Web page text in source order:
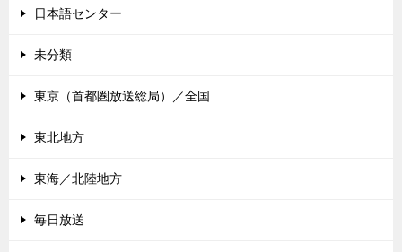
日本語センター
未分類
東京（首都圏放送総局）／全国
東北地方
東海／北陸地方
毎日放送